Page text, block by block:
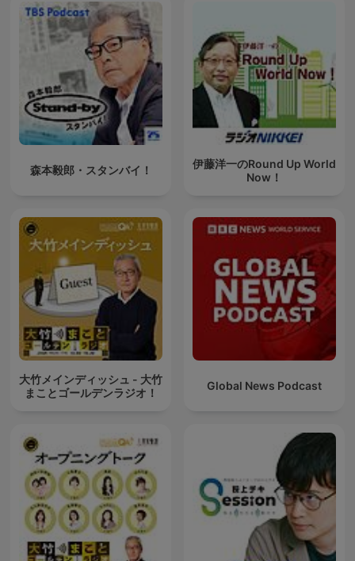
森本毅郎・スタンバイ！
伊藤洋一のRound Up World
Now！
大竹メインディッシュ - 大竹
まことゴールデンラジオ！
Global News Podcast